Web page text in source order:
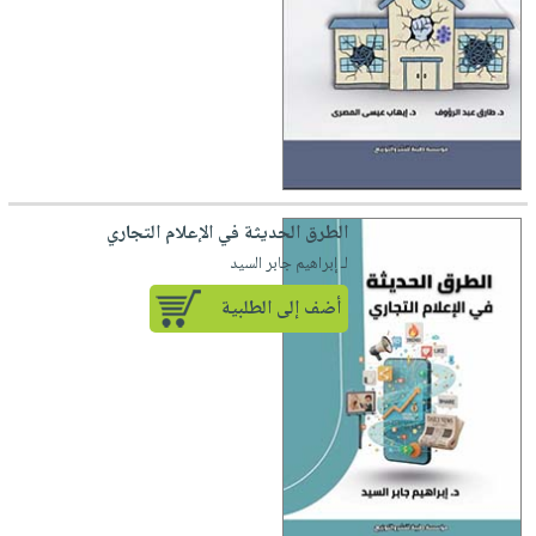
الطرق الحديثة في الإعلام التجاري
لـ إبراهيم جابر السيد
أضف إلى الطلبية